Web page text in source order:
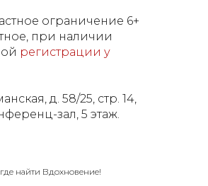
ограничение 6+
при наличии
регистрации у
д. 58/25, стр. 14,
зал, 5 этаж.
найти Вдохновение!